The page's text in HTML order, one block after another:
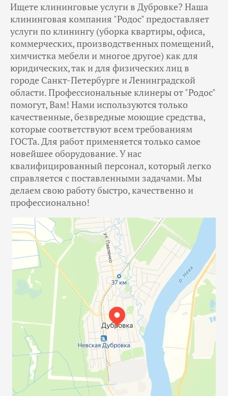
Ищете клининговые услуги в Дубровке? Наша
клининговая компания "Родос" предоставляет
услуги по клинингу (уборка квартиры, офиса,
коммерческих, производственных помещений,
химчистка мебели и многое другое) как для
юридических, так и для физических лиц в
городе Санкт-Петербурге и Ленинградской
области. Профессиональные клинеры от "Родос"
помогут, Вам! Нами используются только
качественные, безвредные моющие средства,
которые соответствуют всем требованиям
ГОСТа. Для работ применяется только самое
новейшее оборудование. У нас
квалифицированный персонал, который легко
справляется с поставленными задачами. Мы
делаем свою работу быстро, качественно и
профессионально!